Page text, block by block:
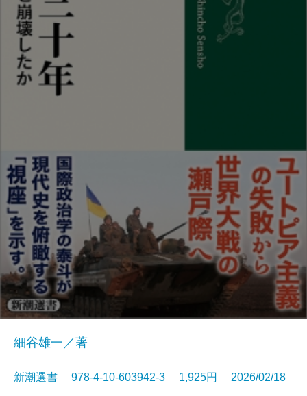
細谷雄一／著
新潮選書 978-4-10-603942-3 1,925円 2026/02/18